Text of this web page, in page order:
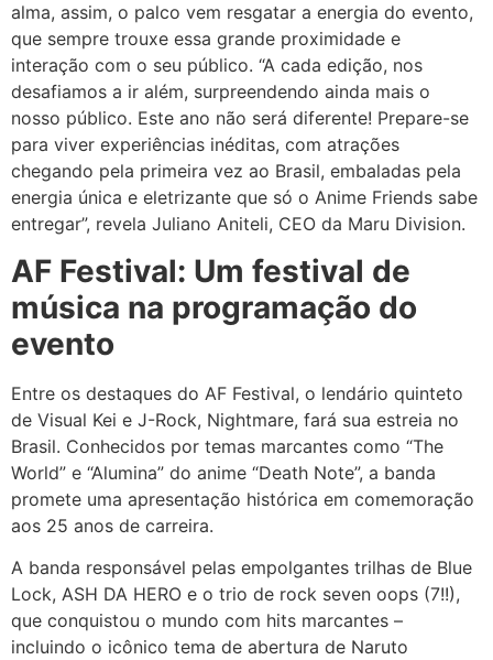
alma, assim, o palco vem resgatar a energia do evento,
que sempre trouxe essa grande proximidade e
interação com o seu público. “A cada edição, nos
desafiamos a ir além, surpreendendo ainda mais o
nosso público. Este ano não será diferente! Prepare-se
para viver experiências inéditas, com atrações
chegando pela primeira vez ao Brasil, embaladas pela
energia única e eletrizante que só o Anime Friends sabe
entregar”, revela Juliano Aniteli, CEO da Maru Division.
AF Festival: Um festival de
música na programação do
evento
Entre os destaques do AF Festival, o lendário quinteto
de Visual Kei e J-Rock, Nightmare, fará sua estreia no
Brasil. Conhecidos por temas marcantes como “The
World” e “Alumina” do anime “Death Note”, a banda
promete uma apresentação histórica em comemoração
aos 25 anos de carreira.
A banda responsável pelas empolgantes trilhas de Blue
Lock, ASH DA HERO e o trio de rock seven oops (7!!),
que conquistou o mundo com hits marcantes –
incluindo o icônico tema de abertura de Naruto